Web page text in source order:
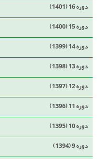
دوره 16 (1401)
دوره 15 (1400)
دوره 14 (1399)
دوره 13 (1398)
دوره 12 (1397)
دوره 11 (1396)
دوره 10 (1395)
دوره 9 (1394)